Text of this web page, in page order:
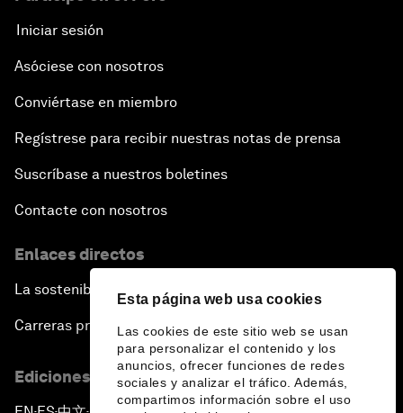
Esta página web usa cookies
Las cookies de este sitio web se usan
para personalizar el contenido y los
anuncios, ofrecer funciones de redes
sociales y analizar el tráfico. Además,
compartimos información sobre el uso
Iniciar sesión
Asóciese con nosotros
Conviértase en miembro
Regístrese para recibir nuestras notas de prensa
Suscríbase a nuestros boletines
Contacte con nosotros
Enlaces directos
La sostenibilidad en el Foro
Carreras profesionales
Ediciones en otros idiomas
▪ ▪ ▪